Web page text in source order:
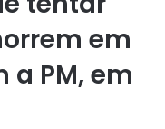
em
PM, em